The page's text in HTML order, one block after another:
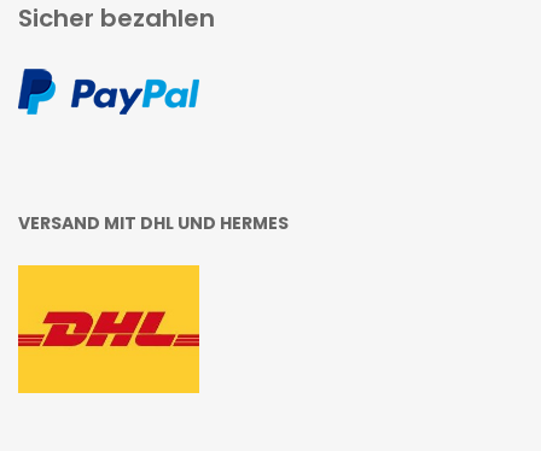
Sicher bezahlen
VERSAND MIT DHL UND HERMES